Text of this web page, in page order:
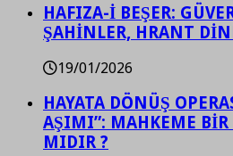
HAFIZA-İ BEŞER:
ŞAHİNLER, HRANT
19/01/2026
HAYATA DÖNÜŞ
AŞIMI”: MAHKEME
MIDIR ?